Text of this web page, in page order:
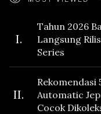
I.
Tahun 2026
Langsung
Series
II.
Rekomendasi
Automatic
Cocok